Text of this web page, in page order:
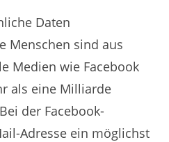
Daten
Menschen sind aus
Medien wie Facebook
als eine Milliarde
der Facebook-
Adresse ein möglichst